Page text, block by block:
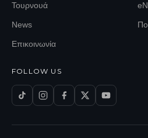
Τουρνουά
News
Επικοινωνία
FOLLOW US